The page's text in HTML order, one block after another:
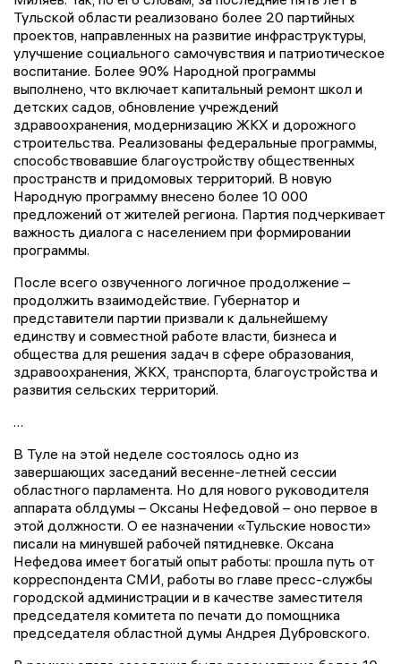
Тульской области реализовано более 20 партийных
проектов, направленных на развитие инфраструктуры,
улучшение социального самочувствия и патриотическое
воспитание. Более 90% Народной программы
выполнено, что включает капитальный ремонт школ и
детских садов, обновление учреждений
здравоохранения, модернизацию ЖКХ и дорожного
строительства. Реализованы федеральные программы,
способствовавшие благоустройству общественных
пространств и придомовых территорий. В новую
Народную программу внесено более 10 000
предложений от жителей региона. Партия подчеркивает
важность диалога с населением при формировании
программы.
После всего озвученного логичное продолжение –
продолжить взаимодействие. Губернатор и
представители партии призвали к дальнейшему
единству и совместной работе власти, бизнеса и
общества для решения задач в сфере образования,
здравоохранения, ЖКХ, транспорта, благоустройства и
развития сельских территорий.
…
В Туле на этой неделе состоялось одно из
завершающих заседаний весенне-летней сессии
областного парламента. Но для нового руководителя
аппарата облдумы – Оксаны Нефедовой – оно первое в
этой должности. О ее назначении «Тульские новости»
писали на минувшей рабочей пятидневке. Оксана
Нефедова имеет богатый опыт работы: прошла путь от
корреспондента СМИ, работы во главе пресс-службы
городской администрации и в качестве заместителя
председателя комитета по печати до помощника
председателя областной думы Андрея Дубровского.